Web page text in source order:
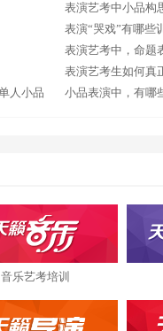
人小品
表演艺考中小品构
表演“哭戏”有哪些
表演艺考中，命题
表演艺考生如何真
小品表演中，有哪
音乐艺考培训